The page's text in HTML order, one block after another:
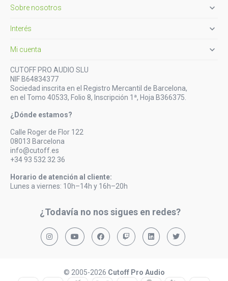
Sobre nosotros 
Interés 
Mi cuenta 
CUTOFF PRO AUDIO SLU
NIF B64834377
Sociedad inscrita en el Registro Mercantil de Barcelona,
en el Tomo 40533, Folio 8, Inscripción 1ª, Hoja B366375.
¿Dónde estamos?
Calle Roger de Flor 122
08013 Barcelona
info@cutoff.es
+34 93 532 32 36
Horario de atención al cliente:
Lunes a viernes: 10h–14h y 16h–20h
¿Todavía no nos sigues en redes?
© 2005-2026 Cutoff Pro Audio